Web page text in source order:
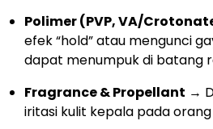
Polimer (PVP, VA/
efek “hold” atau mengunci
dapat menumpuk di batang
Fragrance & Propellant →
iritasi kulit kepala pada orang